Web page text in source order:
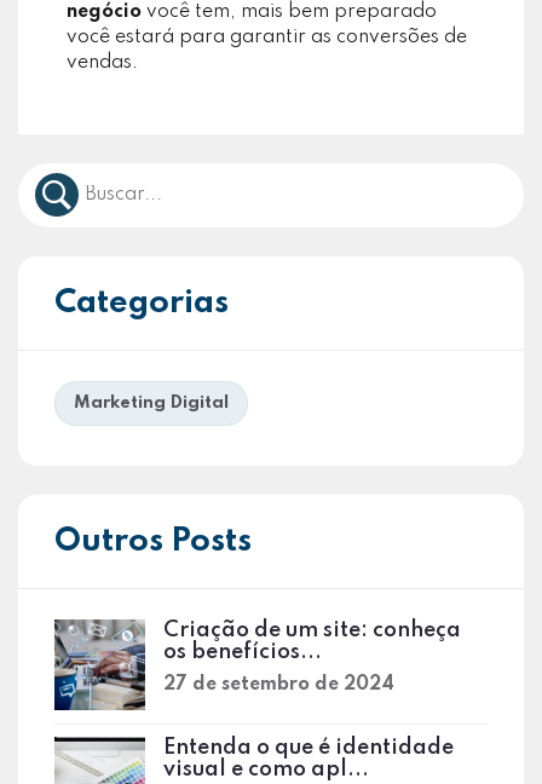
negócio você tem, mais bem preparado
você estará para garantir as conversões de
vendas.
Categorias
Marketing Digital
Outros Posts
Criação de um site: conheça
os benefícios...
27 de setembro de 2024
Entenda o que é identidade
visual e como apl...